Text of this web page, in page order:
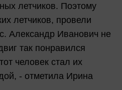
летчиков. Поэтому
летчиков, провели
Александр Иванович не
так понравился
человек стал их
- отметила Ирина